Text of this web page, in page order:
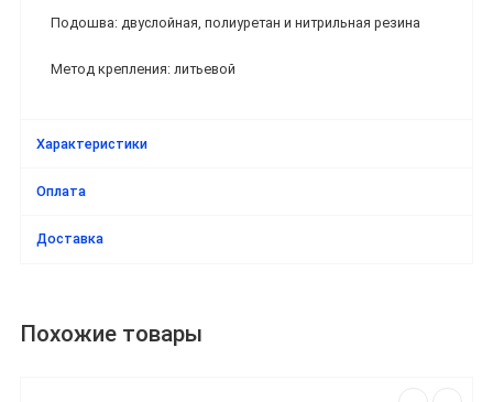
Подошва: двуслойная, полиуретан и нитрильная резина
Метод крепления: литьевой
Характеристики
Оплата
Доставка
Похожие товары